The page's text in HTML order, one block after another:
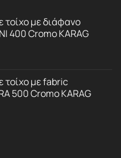
τοίχο με διάφανο
400 Cromo KARAG
τοίχο με fabric
500 Cromo KARAG